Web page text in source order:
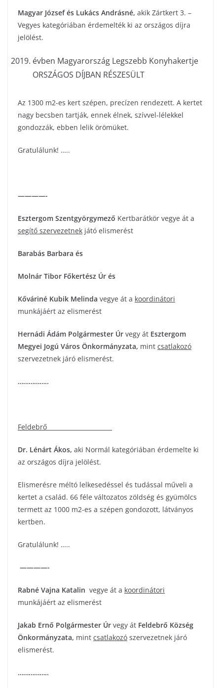
Magyar József és Lukács Andrásné, akik Zártkert 3. –
Vegyes kategóriában érdemelték ki az országos díjra
jelölést.
évben Magyarország Legszebb Konyhakertje
ORSZÁGOS DÍJBAN RÉSZESÜLT
Az 1300 m2-es kert szépen, precízen rendezett. A kertet
nagy becsben tartják, ennek élnek, szívvel-lélekkel
gondozzák, ebben lelik örömüket.
Gratulálunk! …..
————-
Esztergom Szentgyörgymező Kertbarátkör vegye át a
segítő szervezetnek játó elismerést
Barabás Barbara és
Molnár Tibor Főkertész Úr és
Kőváriné Kubik Melinda vegye át a koordinátori
munkájáért az elismerést
Hernádi Ádám Polgármester Úr vegy át Esztergom
Megyei Jogú Város Önkormányzata, mint csatlakozó
szervezetnek járó elismerést.
……………..
Feldebrő
Dr. Lénárt Ákos, aki Normál kategóriában érdemelte ki
az országos díjra jelölést.
Elismerésre méltó lelkesedéssel és tudással műveli a
kertet a család. 66 féle változatos zöldség és gyümölcs
termett az 1000 m2-es a szépen gondozott, látványos
kertben.
Gratulálunk! …..
————-
Rabné Vajna Katalin vegye át a koordinátori
munkájáért az elismerést
Jakab Ernő Polgármester Úr vegy át Feldebrő Község
Önkormányzata, mint csatlakozó szervezetnek járó
elismerést.
……………..